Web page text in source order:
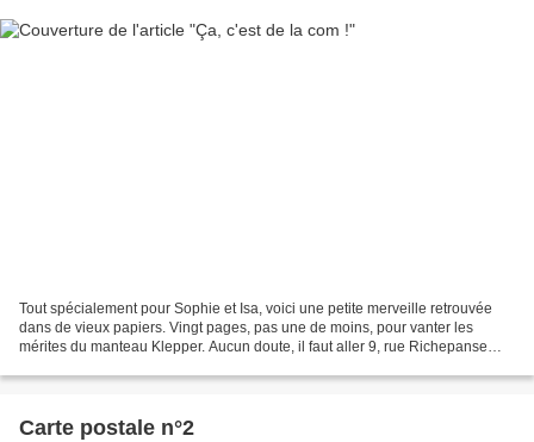
Tout spécialement pour Sophie et Isa, voici une petite merveille retrouvée
dans de vieux papiers. Vingt pages, pas une de moins, pour vanter les
mérites du manteau Klepper. Aucun doute, il faut aller 9, rue Richepanse
Carte postale n°2